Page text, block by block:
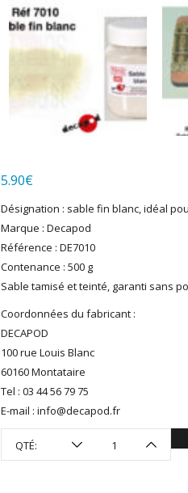
5.90€
Désignation : sable fin blanc, idéal
Marque : Decapod
Référence : DE7010
Contenance : 500 g
Sable tamisé et teinté, garanti sans
Coordonnées du fabricant :
DECAPOD
100 rue Louis Blanc
60160 Montataire
Tel : 03 44 56 79 75
E-mail : info@decapod.fr
QTÉ: